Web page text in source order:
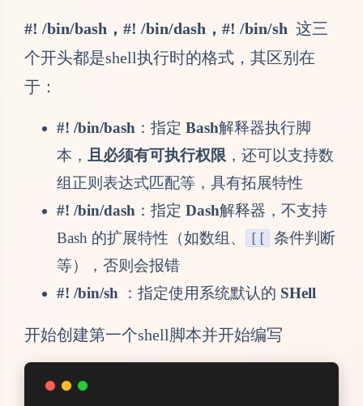
#! /bin/bash，#! /bin/dash，#! /bin/sh 这三
个开头都是shell执行时的格式，其区别在
于：
#! /bin/bash ：指定 Bash解释器执行脚
本， 且必须有可执行权限 ，还可以支持数
组正则表达式匹配等，具有拓展特性
#! /bin/dash ：指定 Dash解释器，不支持
Bash 的扩展特性（如数组、
[[ 条件判断
等），否则会报错
#! /bin/sh
：指定使用系统默认的 SHell
开始创建第一个shell脚本并开始编写